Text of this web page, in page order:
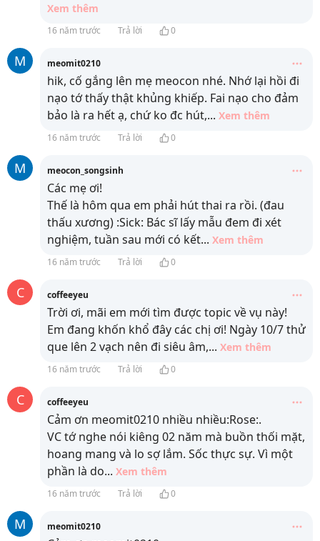
Xem thêm
16 năm trước Trả lời 0
M meomit0210
hik, cố gắng lên mẹ meocon nhé. Nhớ lại hồi đi
nạo tớ thấy thật khủng khiếp. Fai nạo cho đảm
bảo là ra hết ạ, chứ ko đc hút,... Xem thêm
16 năm trước Trả lời 0
M meocon_songsinh
Các mẹ ơi!
Thế là hôm qua em phải hút thai ra rồi. (đau
thấu xương) :Sick: Bác sĩ lấy mẫu đem đi xét
nghiệm, tuần sau mới có kết... Xem thêm
16 năm trước Trả lời 0
C coffeeyeu
Trời ơi, mãi em mới tìm được topic về vụ này!
Em đang khốn khổ đây các chị ơi! Ngày 10/7 thử
que lên 2 vạch nên đi siêu âm,... Xem thêm
16 năm trước Trả lời 0
C coffeeyeu
Cảm ơn meomit0210 nhiều nhiều:Rose:.
VC tớ nghe nói kiêng 02 năm mà buồn thối mặt,
hoang mang và lo sợ lắm. Sốc thực sự. Vì một
phần là do... Xem thêm
16 năm trước Trả lời 0
M meomit0210